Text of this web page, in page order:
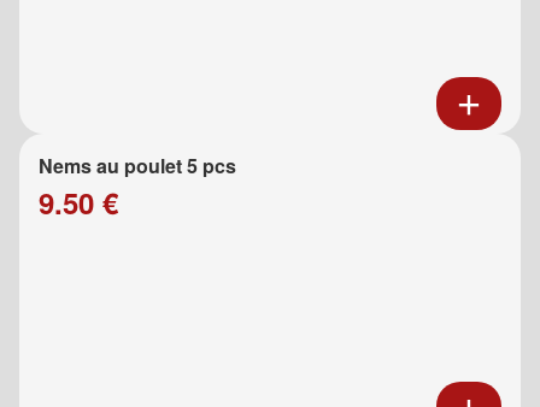
Nems au poulet 5 pcs
9.50 €